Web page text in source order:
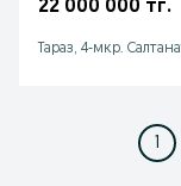
22 000 000 тг.
Тараз, 4-мкр.
1